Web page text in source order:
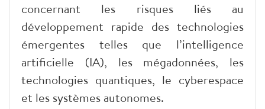
concernant les risques liés au
développement rapide des technologies
émergentes telles que l’intelligence
artificielle (IA), les mégadonnées, les
technologies quantiques, le cyberespace
et les systèmes autonomes.